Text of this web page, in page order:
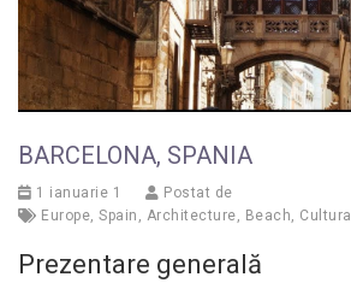
BARCELONA, SPANIA
1 ianuarie 1
Postat de
Europe, Spain , Architecture, Beach, Cultural
Prezentare generală